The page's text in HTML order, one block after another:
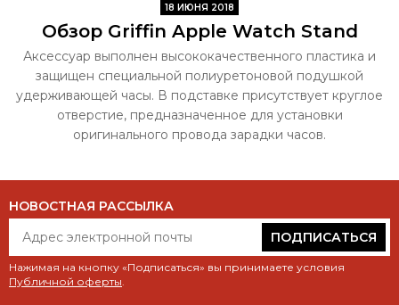
18 ИЮНЯ 2018
Обзор Griffin Apple Watch Stand
Аксессуар выполнен высококачественного пластика и
защищен специальной полиуретоновой подушкой
удерживающей часы. В подставке присутствует круглое
отверстие, предназначенное для установки
оригинального провода зарадки часов.
НОВОСТНАЯ РАССЫЛКА
ПОДПИСАТЬСЯ
Нажимая на кнопку «Подписаться» вы принимаете условия
Публичной оферты